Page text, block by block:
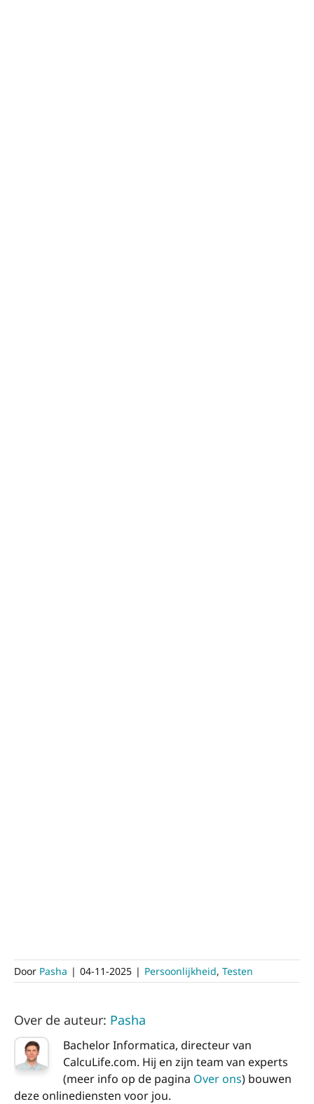
Door Pasha | 04-11-2025 | Persoonlijkheid, Testen
Over de auteur: Pasha
Bachelor Informatica, directeur van
CalcuLife.com. Hij en zijn team van experts
(meer info op de pagina Over ons) bouwen
deze onlinediensten voor jou.